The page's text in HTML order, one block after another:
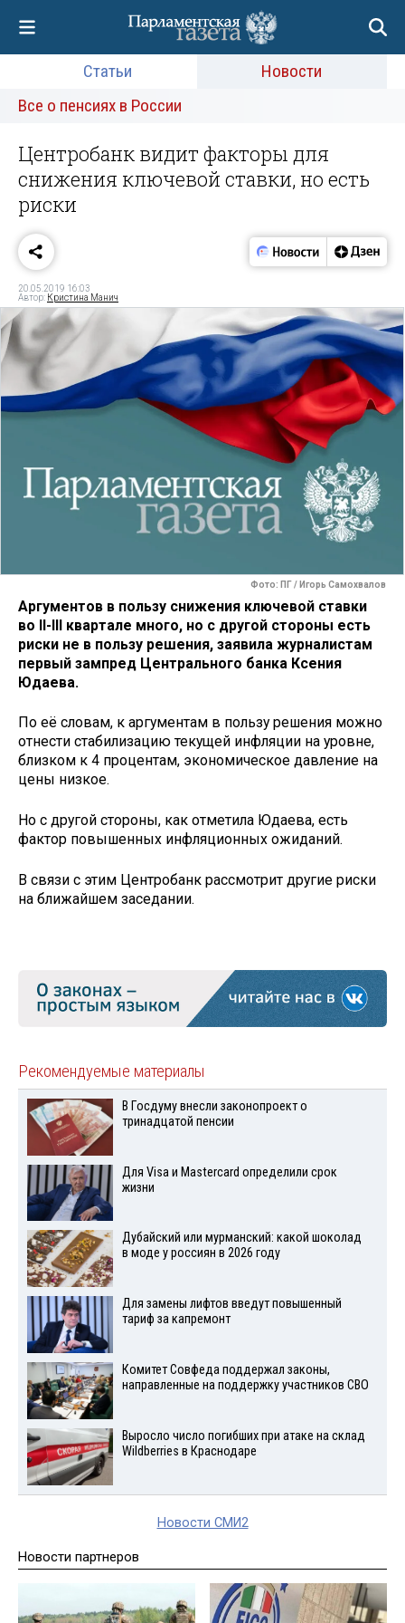
Статьи
Новости
Все о пенсиях в России
Центробанк видит факторы для
снижения ключевой ставки, но есть
риски
20.05.2019 16:03
Автор: Кристина Манич
Фото: ПГ / Игорь Самохвалов
Аргументов в пользу снижения ключевой ставки
во II-III квартале много, но с другой стороны есть
риски не в пользу решения, заявила журналистам
первый зампред Центрального банка Ксения
Юдаева.
По её словам, к аргументам в пользу решения можно
отнести стабилизацию текущей инфляции на уровне,
близком к 4 процентам, экономическое давление на
цены низкое.
Но с другой стороны, как отметила Юдаева, есть
фактор повышенных инфляционных ожиданий.
В связи с этим Центробанк рассмотрит другие риски
на ближайшем заседании.
Рекомендуемые материалы
В Госдуму внесли законопроект о
тринадцатой пенсии
Для Visа и Mastercard определили срок
жизни
Дубайский или мурманский: какой шоколад
в моде у россиян в 2026 году
Для замены лифтов введут повышенный
тариф за капремонт
Комитет Совфеда поддержал законы,
направленные на поддержку участников СВО
Выросло число погибших при атаке на склад
Wildberries в Краснодаре
Новости СМИ2
Новости партнеров